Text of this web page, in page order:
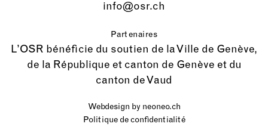
info@osr.ch
Partenaires
L’OSR bénéficie du soutien de la Ville de Genève,
de la République et canton de Genève et du
canton de Vaud
Webdesign by neoneo.ch
Politique de confidentialité